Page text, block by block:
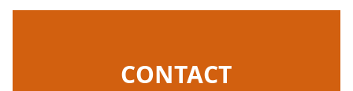
CONTACT